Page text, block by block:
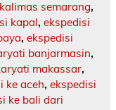
semarang,
kapal, ekspedisi
, ekspedisi
banjarmasin,
makassar,
ke aceh, ekspedisi
ke bali dari